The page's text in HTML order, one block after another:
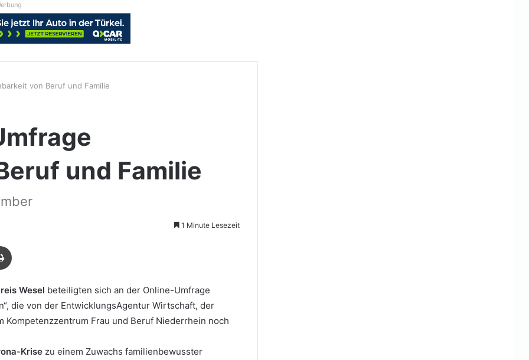
von Beruf und Familie
und Familie
1 Minute Lesezeit
Wesel beteiligten sich an der Online-Umfrage
die von der EntwicklungsAgentur Wirtschaft, der
Kompetenzzentrum Frau und Beruf Niederrhein noch
Krise zu einem Zuwachs familienbewusster